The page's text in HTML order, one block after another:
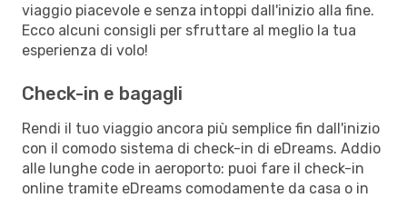
viaggio piacevole e senza intoppi dall'inizio alla fine.
Ecco alcuni consigli per sfruttare al meglio la tua
esperienza di volo!
Check-in e bagagli
Rendi il tuo viaggio ancora più semplice fin dall'inizio
con il comodo sistema di check-in di eDreams. Addio
alle lunghe code in aeroporto: puoi fare il check-in
online tramite eDreams comodamente da casa o in